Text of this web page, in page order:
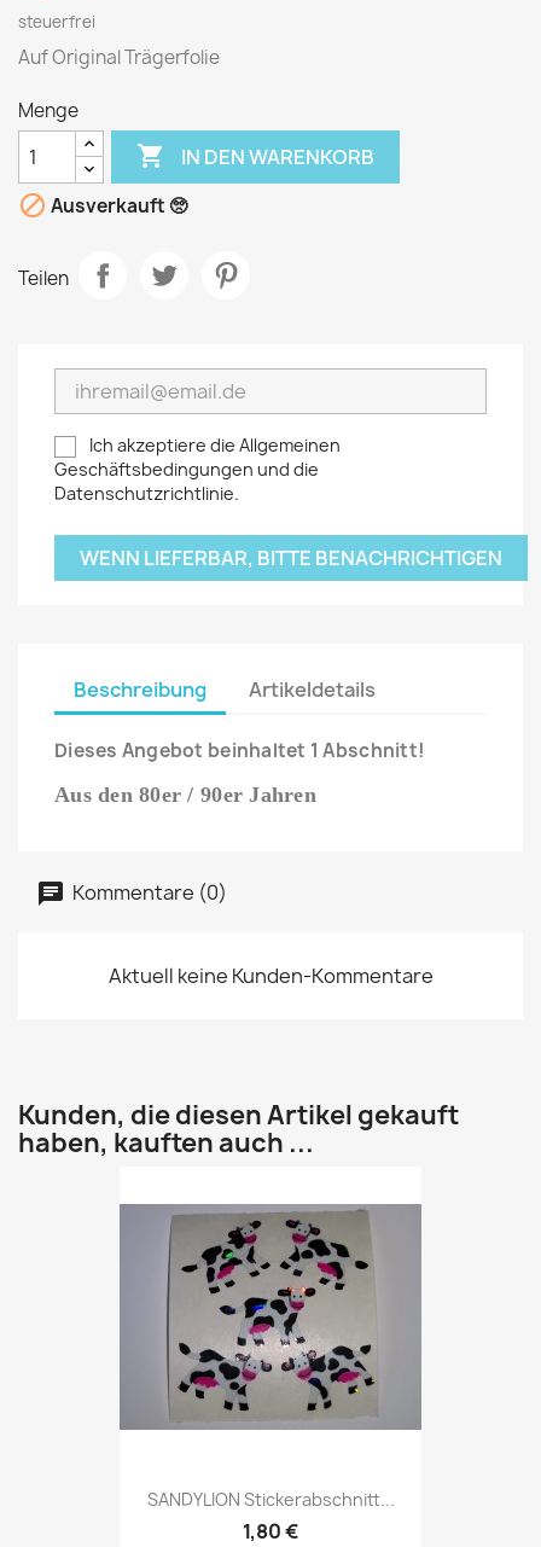
steuerfrei
Auf Original Trägerfolie
Menge
 IN DEN WARENKORB
 Ausverkauft 🥺
Teilen
Ich akzeptiere die Allgemeinen
Geschäftsbedingungen und die
Datenschutzrichtlinie.
WENN LIEFERBAR, BITTE BENACHRICHTIGEN
Beschreibung Artikeldetails
Dieses Angebot beinhaltet 1 Abschnitt!
Aus den 80er / 90er Jahren
Kommentare (0)
Aktuell keine Kunden-Kommentare
Kunden, die diesen Artikel gekauft
haben, kauften auch ...
SANDYLION Stickerabschnitt...
1,80 €